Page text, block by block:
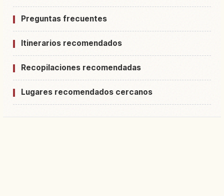
Preguntas frecuentes
Itinerarios recomendados
Recopilaciones recomendadas
Lugares recomendados cercanos